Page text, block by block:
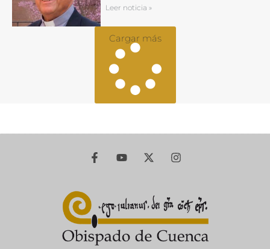
Leer noticia »
Cargar más